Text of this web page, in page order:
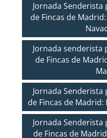
Jornada
de Fincas de
Jornada
de Fincas de
Jornada
de Fincas de Madrid:
Jornada
de Fincas de